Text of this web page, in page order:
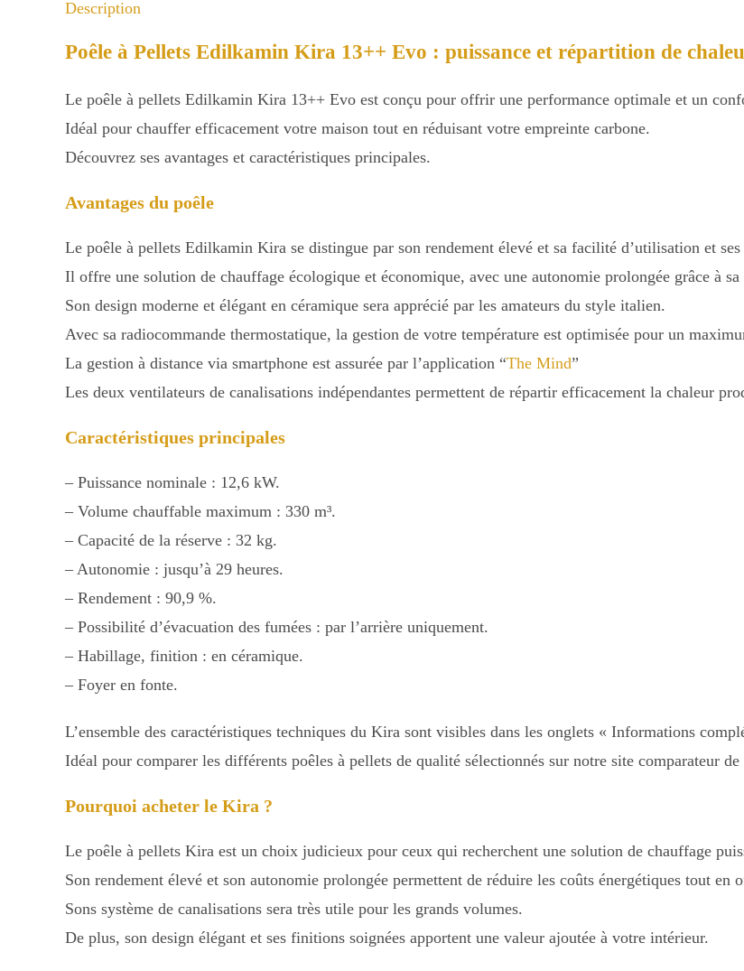
Description
Poêle à Pellets Edilkamin Kira 13++ Evo : puissance et répartition de
Le poêle à pellets Edilkamin Kira 13++ Evo est conçu pour offrir une performance optimale et un
Idéal pour chauffer efficacement votre maison tout en réduisant votre empreinte carbone.
Découvrez ses avantages et caractéristiques principales.
Avantages du poêle
Le poêle à pellets Edilkamin Kira se distingue par son rendement élevé et sa facilité d’utilisation et
Il offre une solution de chauffage écologique et économique, avec une autonomie prolongée grâce à sa
Son design moderne et élégant en céramique sera apprécié par les amateurs du style italien.
Avec sa radiocommande thermostatique, la gestion de votre température est optimisée pour un
La gestion à distance via smartphone est assurée par l’application “The Mind”
Les deux ventilateurs de canalisations indépendantes permettent de répartir efficacement la chaleur
Caractéristiques principales
– Puissance nominale : 12,6 kW.
– Volume chauffable maximum : 330 m³.
– Capacité de la réserve : 32 kg.
– Autonomie : jusqu’à 29 heures.
– Rendement : 90,9 %.
– Possibilité d’évacuation des fumées : par l’arrière uniquement.
– Habillage, finition : en céramique.
– Foyer en fonte.
L’ensemble des caractéristiques techniques du Kira sont visibles dans les onglets « Informations
Idéal pour comparer les différents poêles à pellets de qualité sélectionnés sur notre site comparateur
Pourquoi acheter le Kira ?
Le poêle à pellets Kira est un choix judicieux pour ceux qui recherchent une solution de chauffage
Son rendement élevé et son autonomie prolongée permettent de réduire les coûts énergétiques tout
Sons système de canalisations sera très utile pour les grands volumes.
De plus, son design élégant et ses finitions soignées apportent une valeur ajoutée à votre intérieur.